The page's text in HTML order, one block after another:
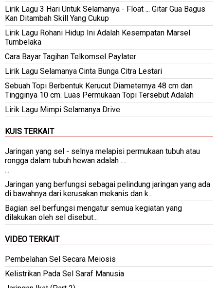
Lirik Lagu 3 Hari Untuk Selamanya - Float ... Gitar Gua Bagus
Kan Ditambah Skill Yang Cukup
Lirik Lagu Rohani Hidup Ini Adalah Kesempatan Marsel
Tumbelaka
Cara Bayar Tagihan Telkomsel Paylater
Lirik Lagu Selamanya Cinta Bunga Citra Lestari
Sebuah Topi Berbentuk Kerucut Diameternya 48 cm dan
Tingginya 10 cm. Luas Permukaan Topi Tersebut Adalah
Lirik Lagu Mimpi Selamanya Drive
KUIS TERKAIT
Jaringan yang sel - selnya melapisi permukaan tubuh atau
rongga dalam tubuh hewan adalah ....
...
Jaringan yang berfungsi sebagai pelindung jaringan yang ada
di bawahnya dari kerusakan mekanis dan k...
Bagian sel berfungsi mengatur semua kegiatan yang
dilakukan oleh sel disebut...
VIDEO TERKAIT
Pembelahan Sel Secara Meiosis
Kelistrikan Pada Sel Saraf Manusia